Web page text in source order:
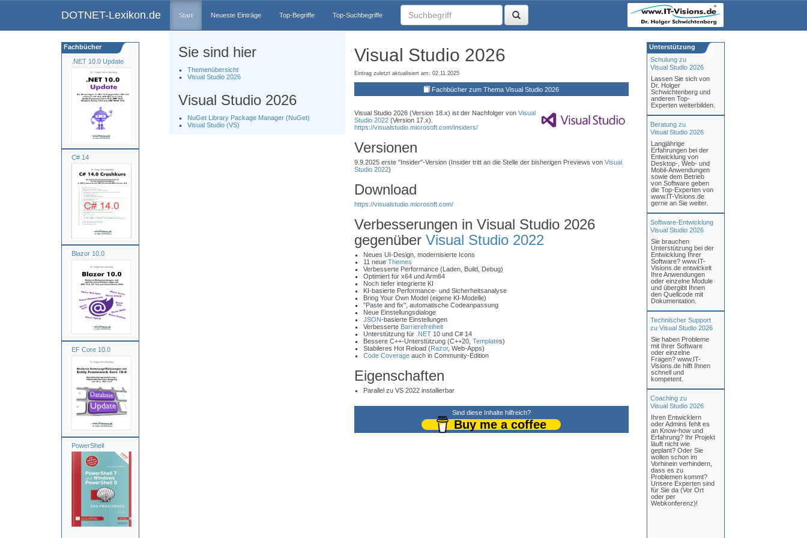
DOTNET-Lexikon.de Start Neueste Einträge Top-Begriffe Top-Suchbegriffe
.NET 10.0 Update
C# 14
Blazor 10.0
EF Core 10.0
PowerShell
Fachbücher Sie sind hier
Themenübersicht
Visual Studio 2026
Visual Studio 2026
NuGet Library Package Manager (NuGet)
Visual Studio (VS)
Visual Studio 2026
Eintrag zuletzt aktualisiert am: 02.11.2025
Fachbücher zum Thema Visual Studio 2026
Visual Studio 2026 (Version 18.x) ist der Nachfolger von Visual
Studio 2022(Version 17.x).
https://visualstudio.microsoft.com/insiders/
Versionen
9.9.2025 erste "Insider"-Version (Insider tritt an die Stelle der bisherigen Previews von Visual
Studio 2022)
Download
https://visualstudio.microsoft.com/
Verbesserungen in Visual Studio 2026
gegenüber Visual Studio 2022
Neues UI-Design, modernisierte Icons
11 neue Themes
Verbesserte Performance (Laden, Build, Debug)
Optimiert für x64 und Arm64
Noch tiefer integrierte KI
KI-basierte Performance- und Sicherheitsanalyse
Bring Your Own Model (eigene KI-Modelle)
"Paste and fix", automatische Codeanpassung
Neue Einstellungsdialoge
JSON-basierte Einstellungen
Verbesserte Barrierefreiheit
Unterstützung für .NET10 und C# 14
Bessere C++-Unterstützung (C++20, Templates)
Stabileres Hot Reload (Razor, Web-Apps)
Code Coverageauch in Community-Edition
Eigenschaften
Parallel zu VS 2022 installierbar
Sind diese Inhalte hilfreich?
Buy me a coffee
Schulung zu
Visual Studio 2026
Lassen Sie sich von
Dr. Holger
Schwichtenberg und
anderen Top-
Experten weiterbilden.
Beratung zu
Visual Studio 2026
Langjährige
Erfahrungen bei der
Entwicklung von
Desktop-, Web- und
Mobil-Anwendungen
sowie dem Betrieb
von Software geben
die Top-Experten von
www.IT-Visions.de
gerne an Sie weiter.
Software-Entwicklung
Visual Studio 2026
Sie brauchen
Unterstützung bei der
Entwicklung Ihrer
Software? www.IT-
Visions.de entwickelt
Ihre Anwendungen
oder einzelne Module
und übergibt Ihnen
den Quellcode mit
Dokumentation.
Technischer Support
zu Visual Studio 2026
Sie haben Probleme
mit Ihrer Software
oder einzelne
Fragen? www.IT-
Visions.de hilft Ihnen
schnell und
kompetent.
Coaching zu
Visual Studio 2026
Ihren Entwicklern
oder Admins fehlt es
an Know-how und
Erfahrung? Ihr Projekt
läuft nicht wie
geplant? Oder Sie
wollen schon im
Vorhinein verhindern,
dass es zu
Problemen kommt?
Unsere Experten sind
für Sie da (Vor Ort
oder per
Webkonferenz)!
Unterstützung